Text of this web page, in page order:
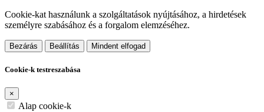
Cookie-kat használunk a szolgáltatások nyújtásához, a hirdetések
személyre szabásához és a forgalom elemzéséhez.
Bezárás Beállítás Mindent elfogad
Cookie-k testreszabása
×
Alap cookie-k